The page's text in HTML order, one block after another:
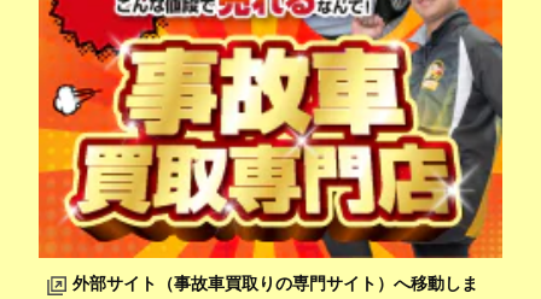
外部サイト（事故車買取りの専門サイト）へ移動しま